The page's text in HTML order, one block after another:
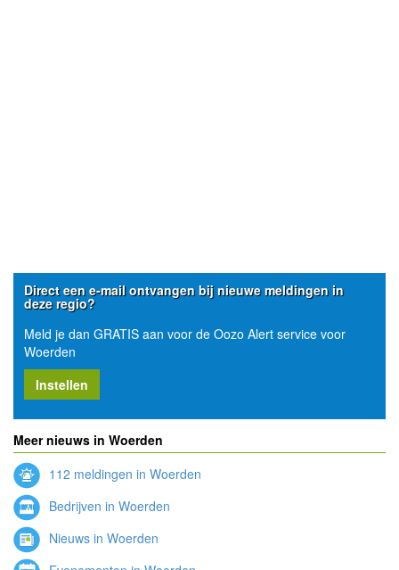
Direct een e-mail ontvangen bij nieuwe meldingen in
deze regio?
Meld je dan GRATIS aan voor de Oozo Alert service voor
Woerden
Instellen
Meer nieuws in Woerden
112 meldingen in Woerden
Bedrijven in Woerden
Nieuws in Woerden